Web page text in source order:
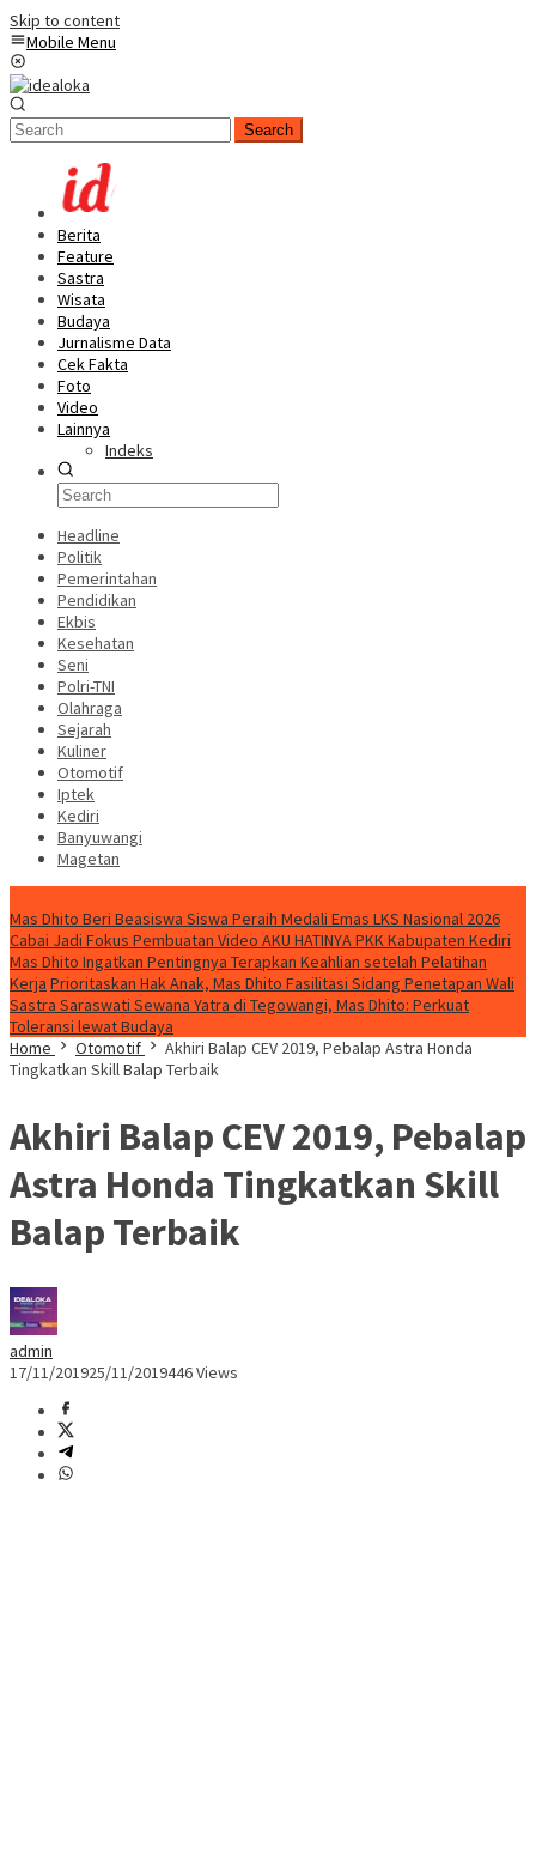
Skip to content
Mobile Menu
Search
Berita
Feature
Sastra
Wisata
Budaya
Jurnalisme Data
Cek Fakta
Foto
Video
Lainnya
Indeks
Headline
Politik
Pemerintahan
Pendidikan
Ekbis
Kesehatan
Seni
Polri-TNI
Olahraga
Sejarah
Kuliner
Otomotif
Iptek
Kediri
Banyuwangi
Magetan
Mas Dhito Beri Beasiswa Siswa Peraih Medali Emas LKS Nasional 2026
Cabai Jadi Fokus Pembuatan Video AKU HATINYA PKK Kabupaten Kediri
Mas Dhito Ingatkan Pentingnya Terapkan Keahlian setelah Pelatihan
Kerja Prioritaskan Hak Anak, Mas Dhito Fasilitasi Sidang Penetapan Wali
Sastra Saraswati Sewana Yatra di Tegowangi, Mas Dhito: Perkuat
Toleransi lewat Budaya
Home
Otomotif
Akhiri Balap CEV 2019, Pebalap Astra Honda
Tingkatkan Skill Balap Terbaik
Akhiri Balap CEV 2019, Pebalap
Astra Honda Tingkatkan Skill
Balap Terbaik
admin
17/11/201925/11/2019446 Views